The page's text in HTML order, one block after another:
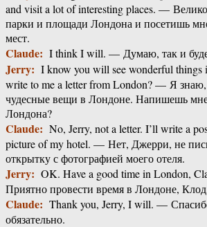
and visit a lot of interesting places. —
парки и площади Лондона и посетишь
мест.
Claude: I think I will. — Думаю, так и
Jerry: I know you will see wonderful
write to me a letter from London? — Я
чудесные вещи в Лондоне. Напишешь
Лондона?
Claude: No, Jerry, not a letter. I’ll write a
picture of my hotel. — Нет, Джерри, не
открытку с фотографией моего отеля.
Jerry: OK. Have a good time in London,
Приятно провести время в Лондоне,
Claude: Thank you, Jerry, I will. —
обязательно.